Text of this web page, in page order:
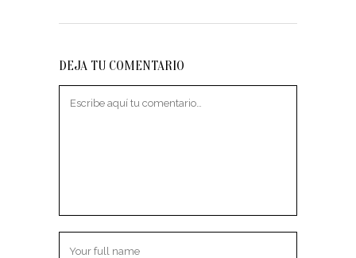
DEJA TU COMENTARIO